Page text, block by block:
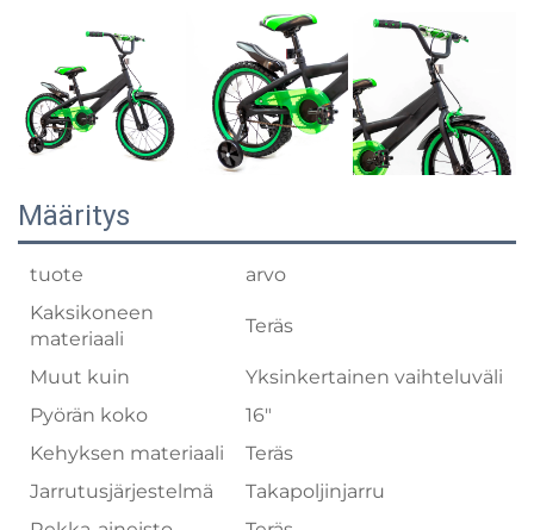
Määritys
tuote
arvo
Kaksikoneen
materiaali
Teräs
Muut kuin
Yksinkertainen vaihteluväli
Pyörän koko
16"
Kehyksen materiaali
Teräs
Jarrutusjärjestelmä
Takapoljinjarru